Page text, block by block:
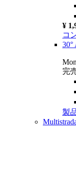
¥
コ
30°
完
製